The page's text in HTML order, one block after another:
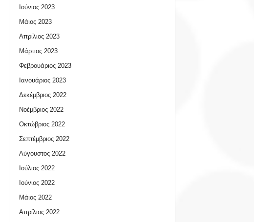
Ιούνιος 2023
Μάιος 2023
Απρίλιος 2023
Μάρτιος 2023
Φεβρουάριος 2023
Ιανουάριος 2023
Δεκέμβριος 2022
Νοέμβριος 2022
Οκτώβριος 2022
Σεπτέμβριος 2022
Αύγουστος 2022
Ιούλιος 2022
Ιούνιος 2022
Μάιος 2022
Απρίλιος 2022